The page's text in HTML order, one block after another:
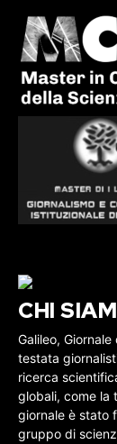
CHI
Galileo,
testata
ricerca
globali, come la
giornale è stato
gruppo di